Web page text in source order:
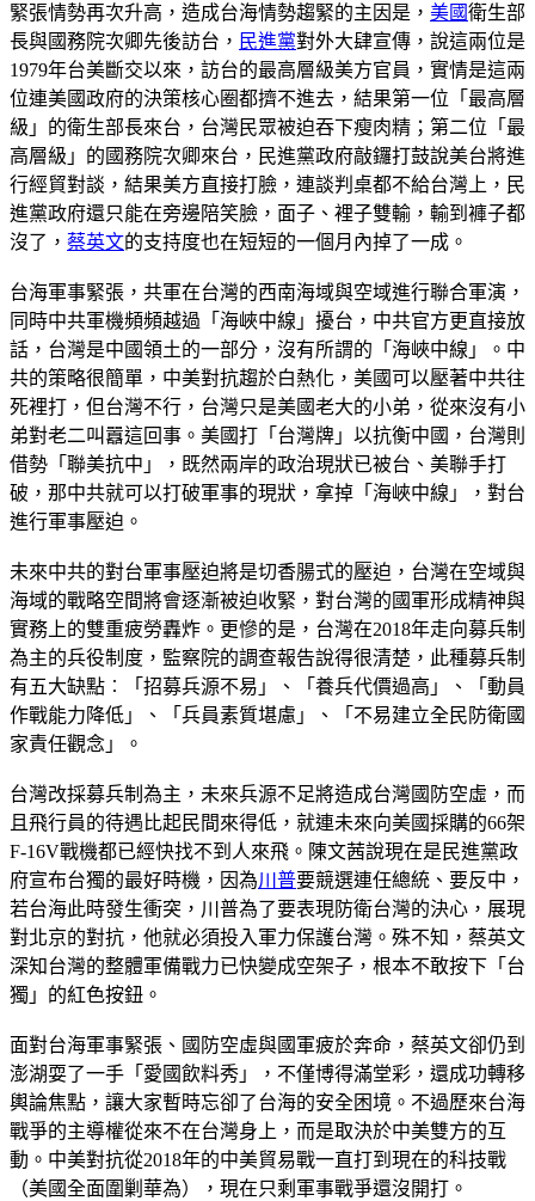
緊張情勢再次升高，造成台海情勢趨緊的主因是， 美國衛生部
長與國務院次卿先後訪台， 民進黨對外大肆宣傳，說這兩位是
1979年台美斷交以來，訪台的最高層級美方官員，實情是這兩
位連美國政府的決策核心圈都擠不進去，結果第一位「最高層
級」的衛生部長來台，台灣民眾被迫吞下瘦肉精；第二位「最
高層級」的國務院次卿來台，民進黨政府敲鑼打鼓說美台將進
行經貿對談，結果美方直接打臉，連談判桌都不給台灣上，民
進黨政府還只能在旁邊陪笑臉，面子、裡子雙輸，輸到褲子都
沒了， 蔡英文的支持度也在短短的一個月內掉了一成。
台海軍事緊張，共軍在台灣的西南海域與空域進行聯合軍演，
同時中共軍機頻頻越過「海峽中線」擾台，中共官方更直接放
話，台灣是中國領土的一部分，沒有所謂的「海峽中線」。中
共的策略很簡單，中美對抗趨於白熱化，美國可以壓著中共往
死裡打，但台灣不行，台灣只是美國老大的小弟，從來沒有小
弟對老二叫囂這回事。美國打「台灣牌」以抗衡中國，台灣則
借勢「聯美抗中」，既然兩岸的政治現狀已被台、美聯手打
破，那中共就可以打破軍事的現狀，拿掉「海峽中線」，對台
進行軍事壓迫。
未來中共的對台軍事壓迫將是切香腸式的壓迫，台灣在空域與
海域的戰略空間將會逐漸被迫收緊，對台灣的國軍形成精神與
實務上的雙重疲勞轟炸。更慘的是，台灣在2018年走向募兵制
為主的兵役制度，監察院的調查報告說得很清楚，此種募兵制
有五大缺點︰「招募兵源不易」、「養兵代價過高」、「動員
作戰能力降低」、「兵員素質堪慮」、「不易建立全民防衛國
家責任觀念」。
台灣改採募兵制為主，未來兵源不足將造成台灣國防空虛，而
且飛行員的待遇比起民間來得低，就連未來向美國採購的66架
F-16V戰機都已經快找不到人來飛。陳文茜說現在是民進黨政
府宣布台獨的最好時機，因為川普要競選連任總統、要反中，
若台海此時發生衝突，川普為了要表現防衛台灣的決心，展現
對北京的對抗，他就必須投入軍力保護台灣。殊不知，蔡英文
深知台灣的整體軍備戰力已快變成空架子，根本不敢按下「台
獨」的紅色按鈕。
面對台海軍事緊張、國防空虛與國軍疲於奔命，蔡英文卻仍到
澎湖耍了一手「愛國飲料秀」，不僅博得滿堂彩，還成功轉移
輿論焦點，讓大家暫時忘卻了台海的安全困境。不過歷來台海
戰爭的主導權從來不在台灣身上，而是取決於中美雙方的互
動。中美對抗從2018年的中美貿易戰一直打到現在的科技戰
（美國全面圍剿華為），現在只剩軍事戰爭還沒開打。